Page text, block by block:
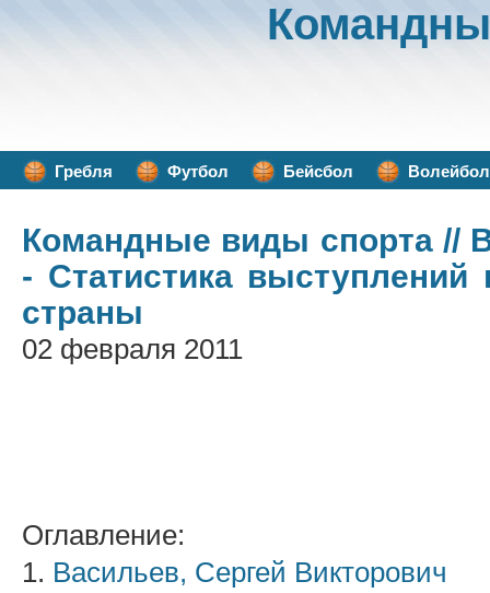
Гребля Футбол Бейсбол Волейбол
Командные виды спорта//
- Статистика
страны
02 февраля 2011
Оглавление:
1. Васильев, Сергей Викторович